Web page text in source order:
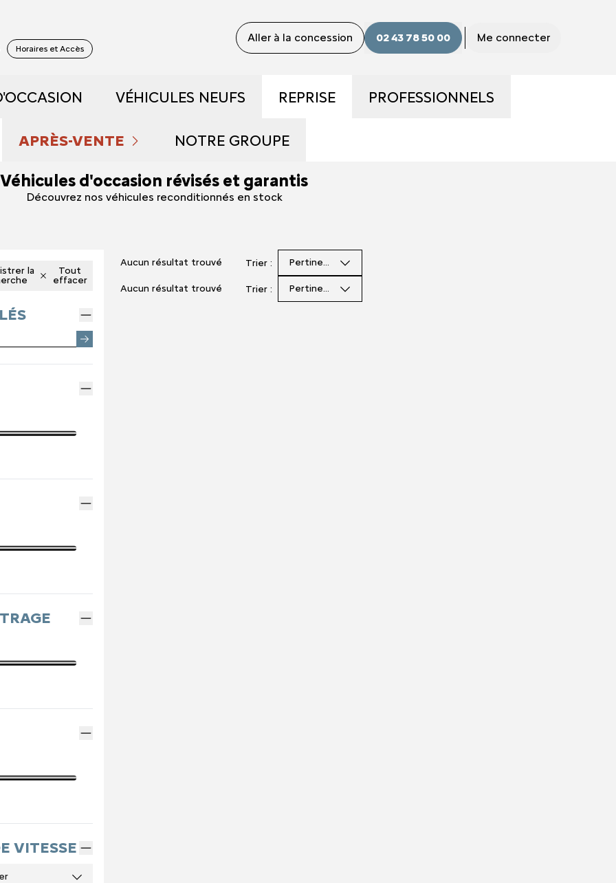
Horaires et Accès
Aller à la concession 02 43 78 50 00 Me connecter
DÉMONSTRATION
ET HYBRIDES
SPOTICAR
VÉHICULES NEUFS
DÉCOUVREZ NOS GAMMES
RÉSERVEZ UN ESSAI
DÉCOUVREZ L'HYBRIDE
REPRISE PROFESSIONNELS
APRÈS-VENTE
PRENDRE RENDEZ-VOUS
NOS OFFRES DU MOMENT
ENTRETIEN VÉHICULE HYBRIDE
NOTRE GROUPE
QUI SOMMES NOUS ?
NOS ACTUALITÉS
Véhicules d'occasion révisés et garantis
Découvrez nos véhicules reconditionnés en stock
la
Tout
effacer
VITESSE
Aucun résultat trouvé Trier : Pertinence
Aucun résultat trouvé Trier : Pertinence